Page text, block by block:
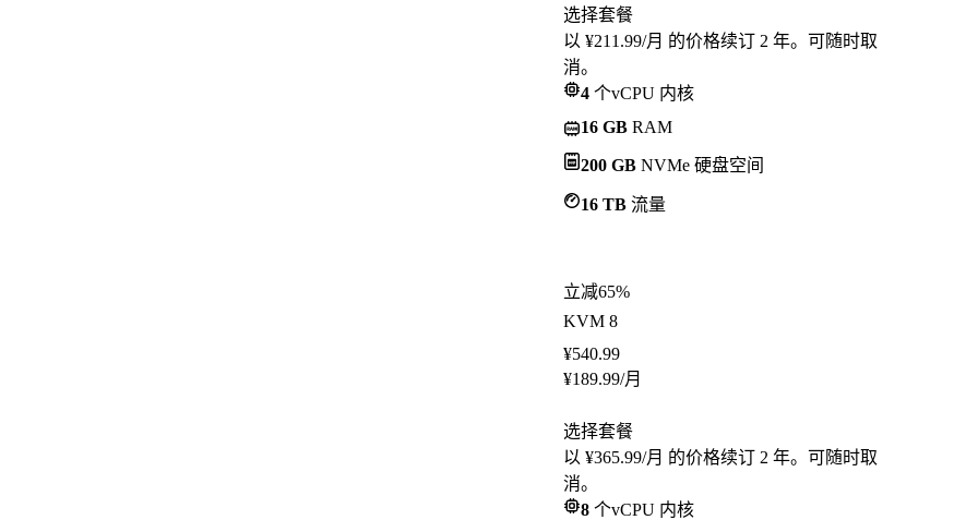
选择套餐
以 ¥211.99/月 的价格续订 2 年。可随时取
消。
4 个vCPU 内核
16 GB RAM
200 GB NVMe 硬盘空间
16 TB 流量
立减65%
KVM 8
¥540.99
¥189.99/月
选择套餐
以 ¥365.99/月 的价格续订 2 年。可随时取
消。
8 个vCPU 内核